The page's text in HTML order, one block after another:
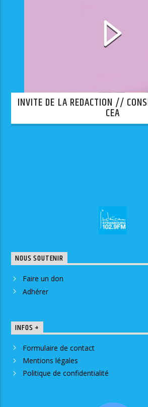
INVITE DE LA REDACTION //
CEA
NOUS SOUTENIR
Faire un don
Adhérer
INFOS +
Formulaire de contact
Mentions légales
Politique de confidentialité